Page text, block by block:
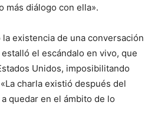
más diálogo con ella».
existencia de una conversación
el escándalo en vivo, que
Unidos, imposibilitando
charla existió después del
quedar en el ámbito de lo